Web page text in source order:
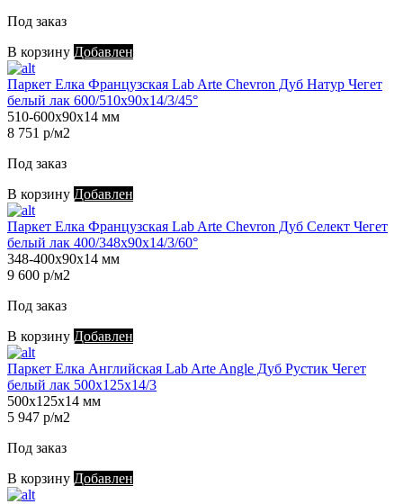
Под заказ
В корзину Добавлен
Паркет Елка Французская Lab Arte Chevron Дуб Натур Чегет
белый лак 600/510х90х14/3/45°
510-600х90х14 мм
8 751 р/м2
Под заказ
В корзину Добавлен
Паркет Елка Французская Lab Arte Chevron Дуб Селект Чегет
белый лак 400/348х90х14/3/60°
348-400х90х14 мм
9 600 р/м2
Под заказ
В корзину Добавлен
Паркет Елка Английская Lab Arte Angle Дуб Рустик Чегет
белый лак 500х125х14/3
500х125х14 мм
5 947 р/м2
Под заказ
В корзину Добавлен